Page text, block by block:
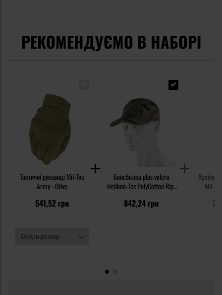
РЕКОМЕНДУЄМО В НАБОРІ
Тактичні рукавиці Mil-Tec
Army - Olive
541,52 грн
Бейсболка plus velcro
Helikon-Tex PolyCotton Rip-
Woodland
842,24 грн
Mil-